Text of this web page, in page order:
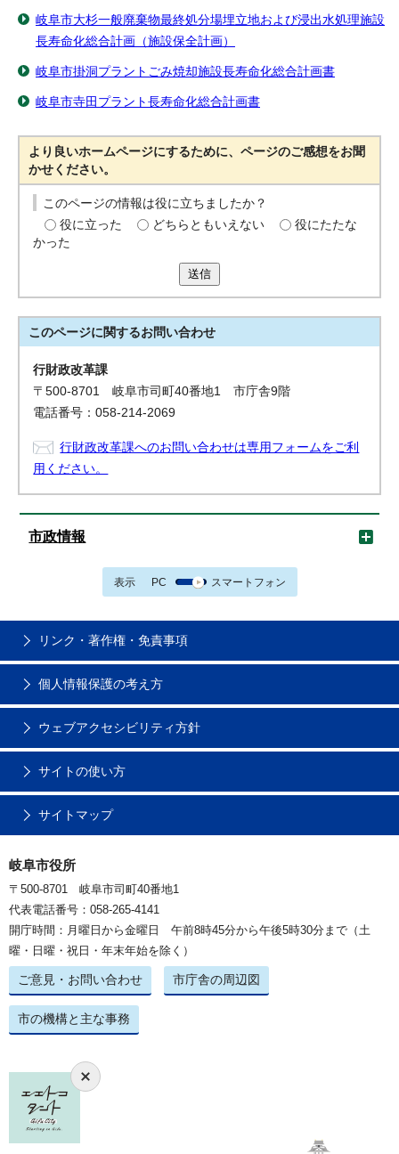
岐阜市大杉一般廃棄物最終処分場埋立地および浸出水処理施設
長寿命化総合計画（施設保全計画）
岐阜市掛洞プラントごみ焼却施設長寿命化総合計画書
岐阜市寺田プラント長寿命化総合計画書
より良いホームページにするために、ページのご感想をお聞
かせください。
このページの情報は役に立ちましたか？
役に立った
どちらともいえない
役にたたな
かった
送信
このページに関するお問い合わせ
行財政改革課
〒500-8701 岐阜市司町40番地1 市庁舎9階
電話番号：058-214-2069
行財政改革課へのお問い合わせは専用フォームをご利
用ください。
市政情報
表示 PC スマートフォン
リンク・著作権・免責事項
個人情報保護の考え方
ウェブアクセシビリティ方針
サイトの使い方
サイトマップ
岐阜市役所
〒500-8701 岐阜市司町40番地1
代表電話番号：058-265-4141
開庁時間：月曜日から金曜日 午前8時45分から午後5時30分まで（土
曜・日曜・祝日・年末年始を除く）
ご意見・お問い合わせ 市庁舎の周辺図
市の機構と主な事務